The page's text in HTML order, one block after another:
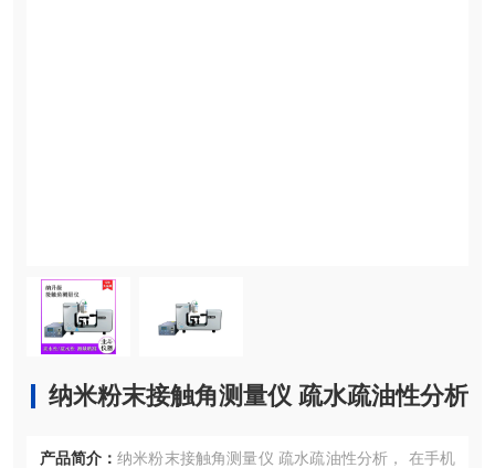
纳米粉末接触角测量仪 疏水疏油性分析
产品简介： 纳米粉末接触角测量仪 疏水疏油性分析， 在手机